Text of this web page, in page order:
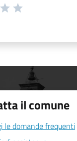
il comune
le domande frequenti